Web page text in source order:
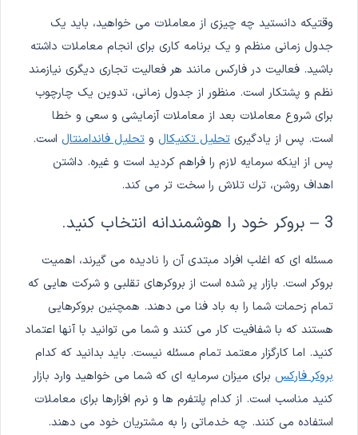
وقتیکه دانستید چه چیزی از معاملات می خواهید، باید یک
جدول زمانی منظم و یک برنامه کاری برای انجام معاملات داشته
باشید. فعالیت در فارکس مانند هر فعالیت تجاری دیگری نیازمند
نظم و پشتکار است. منظور از جدول زمانی، تدوین یک چارچوب
برای شروع معاملات بعد از معاملات آزمایشی و سعی و خطا
است. پس از یادگیری تحلیل تکنیکال و تحلیل فاندامنتال است.
پس از اینکه سرمایه لازم را فراهم کردید است و غیره. داشتن
اهداف روشن، ترك تلاش را سخت تر می كند.
3 – بروکر خود را هوشمندانه انتخاب کنید.
مسئله ای که اغلب افراد مبتدی آن را نادیده می گیرند، اهمیت
بروکر است. بازار پر شده است از بروکرهای تقلبی و شرکت هایی که
تمام زحمات شما را به باد فنا می دهند. همچنین بروکرهایی
هستند که با شفافیت کار می کنند و شما می توانید با آنها اعتماد
کنید. اما کارگزار معتمد تمام مسئله نیست. باید بدانید که کدام
بروکر فارکس برای میزان سرمایه ای که شما می خواهید وارد بازار
کنید مناسب است. از کدام پلتفرم ها و نرم افزارها برای معاملات
استفاده می کنند. چه خدماتی را به مشتریان خود می دهند.